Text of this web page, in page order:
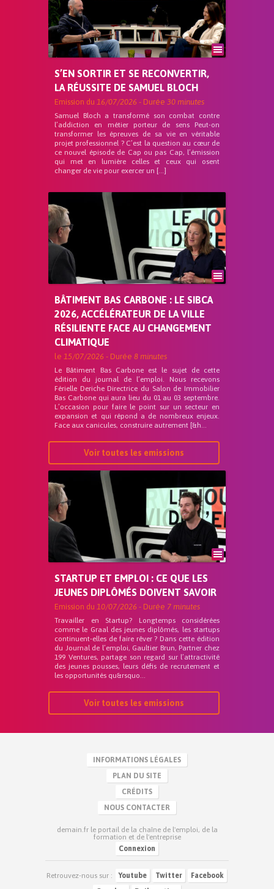
S’EN SORTIR ET SE RECONVERTIR,
LA RÉUSSITE DE SAMUEL BLOCH
Emission du 16/07/2026 - Durée 30 minutes
Samuel Bloch a transformé son combat contre
l’addiction en métier porteur de sens Peut-on
transformer les épreuves de sa vie en véritable
projet professionnel ? C’est la question au cœur de
ce nouvel épisode de Cap ou pas Cap, l’émission
qui met en lumière celles et ceux qui osent
changer de vie pour exercer un […]
BÂTIMENT BAS CARBONE : LE SIBCA
2026, ACCÉLÉRATEUR DE LA VILLE
RÉSILIENTE FACE AU CHANGEMENT
CLIMATIQUE
le 15/07/2026 - Durée 8 minutes
Le Bâtiment Bas Carbone est le sujet de cette
édition du journal de l’emploi. Nous recevons
Férielle Deriche Directrice du Salon de Immobilier
Bas Carbone qui aura lieu du 01 au 03 septembre.
L’occasion pour faire le point sur un secteur en
expansion et qui répond a de nombreux enjeux.
Face aux canicules, construire autrement [&h...
Voir toutes les emissions
STARTUP ET EMPLOI : CE QUE LES
JEUNES DIPLÔMÉS DOIVENT SAVOIR
Emission du 10/07/2026 - Durée 7 minutes
Travailler en Startup? Longtemps considérées
comme le Graal des jeunes diplômés, les startups
continuent-elles de faire rêver ? Dans cette édition
du Journal de l’emploi, Gaultier Brun, Partner chez
199 Ventures, partage son regard sur l’attractivité
des jeunes pousses, leurs défis de recrutement et
les opportunités qu&rsquo...
Voir toutes les emissions
INFORMATIONS LÉGALES
PLAN DU SITE
CRÉDITS
NOUS CONTACTER
demain.fr le portail de la chaîne de l'emploi, de la
formation et de l'entreprise
Connexion
Retrouvez-nous sur : Youtube Twitter
Facebook